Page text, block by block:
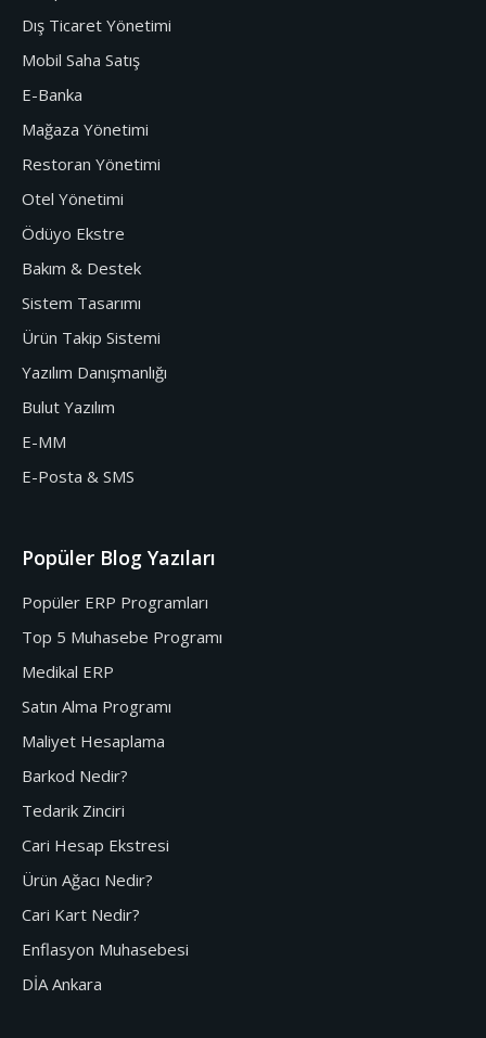
Dış Ticaret Yönetimi
Mobil Saha Satış
E-Banka
Mağaza Yönetimi
Restoran Yönetimi
Otel Yönetimi
Ödüyo Ekstre
Bakım & Destek
Sistem Tasarımı
Ürün Takip Sistemi
Yazılım Danışmanlığı
Bulut Yazılım
E-MM
E-Posta & SMS
Popüler Blog Yazıları
Popüler ERP Programları
Top 5 Muhasebe Programı
Medikal ERP
Satın Alma Programı
Maliyet Hesaplama
Barkod Nedir?
Tedarik Zinciri
Cari Hesap Ekstresi
Ürün Ağacı Nedir?
Cari Kart Nedir?
Enflasyon Muhasebesi
DİA Ankara